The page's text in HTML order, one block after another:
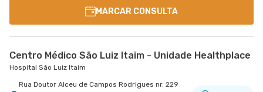
MARCAR CONSULTA
Centro Médico São Luiz Itaim - Unidade Healthplace
Hospital São Luiz Itaim
Rua Doutor Alceu de Campos Rodrigues nr. 229